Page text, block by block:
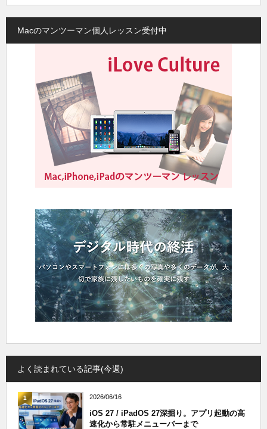
Macのマンツーマン個人レッスン受付中
よく読まれている記事(今週)
1 2026/06/16
iOS 27 / iPadOS 27深掘り。アプリ起動の高
速化から常駐メニューバーまで